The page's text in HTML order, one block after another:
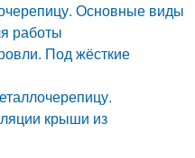
Основные виды
работы
Под жёсткие
крыши из